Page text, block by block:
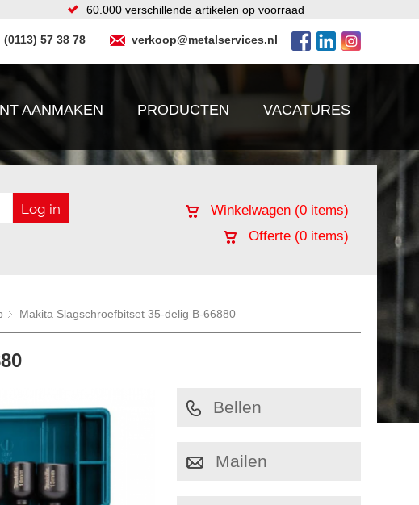
60.000 verschillende artikelen op voorraad
(0113) 57 38 78 verkoop@metalservices.nl
AANMAKEN PRODUCTEN VACATURES
Winkelwagen (0 items)
Offerte (0 items)
Makita Slagschroefbitset 35-delig B-66880
Bellen
Mailen